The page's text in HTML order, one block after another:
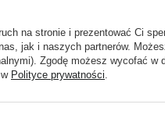
Glutathione
Clinical Serum -
Serum z Witaminą
na stronie i prezentować Ci
jak i naszych partnerów.
Zgodę możesz wycofać w
Polityce prywatności.